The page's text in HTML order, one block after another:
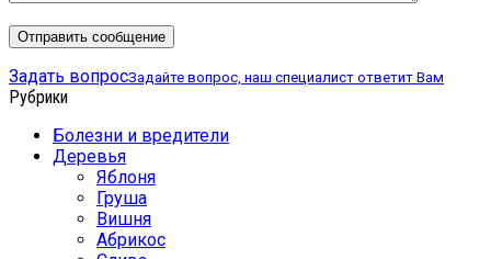
Задать вопросЗадайте вопрос, наш специалист ответит Вам
Рубрики
Болезни и вредители
Деревья
Яблоня
Груша
Вишня
Абрикос